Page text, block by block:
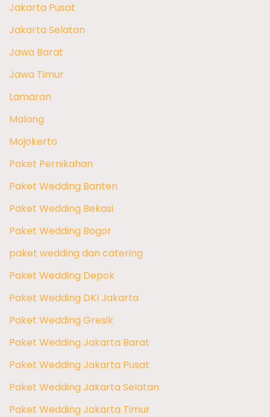
Jakarta Pusat
Jakarta Selatan
Jawa Barat
Jawa Timur
Lamaran
Malang
Mojokerto
Paket Pernikahan
Paket Wedding Banten
Paket Wedding Bekasi
Paket Wedding Bogor
paket wedding dan catering
Paket Wedding Depok
Paket Wedding DKI Jakarta
Paket Wedding Gresik
Paket Wedding Jakarta Barat
Paket Wedding Jakarta Pusat
Paket Wedding Jakarta Selatan
Paket Wedding Jakarta Timur